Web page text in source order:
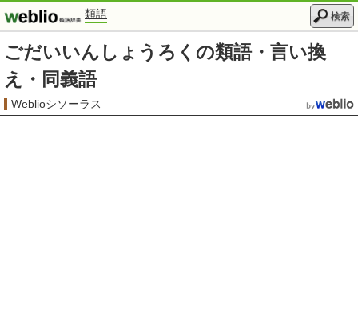
類語 検索
ごだいいんしょうろくの類語・言い換
え・同義語
Weblioシソーラス